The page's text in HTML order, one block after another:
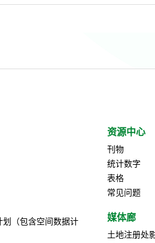
（包含空间数据计
资源中心
刊物
统计数字
表格
常见问题
媒体廊
土地注册处